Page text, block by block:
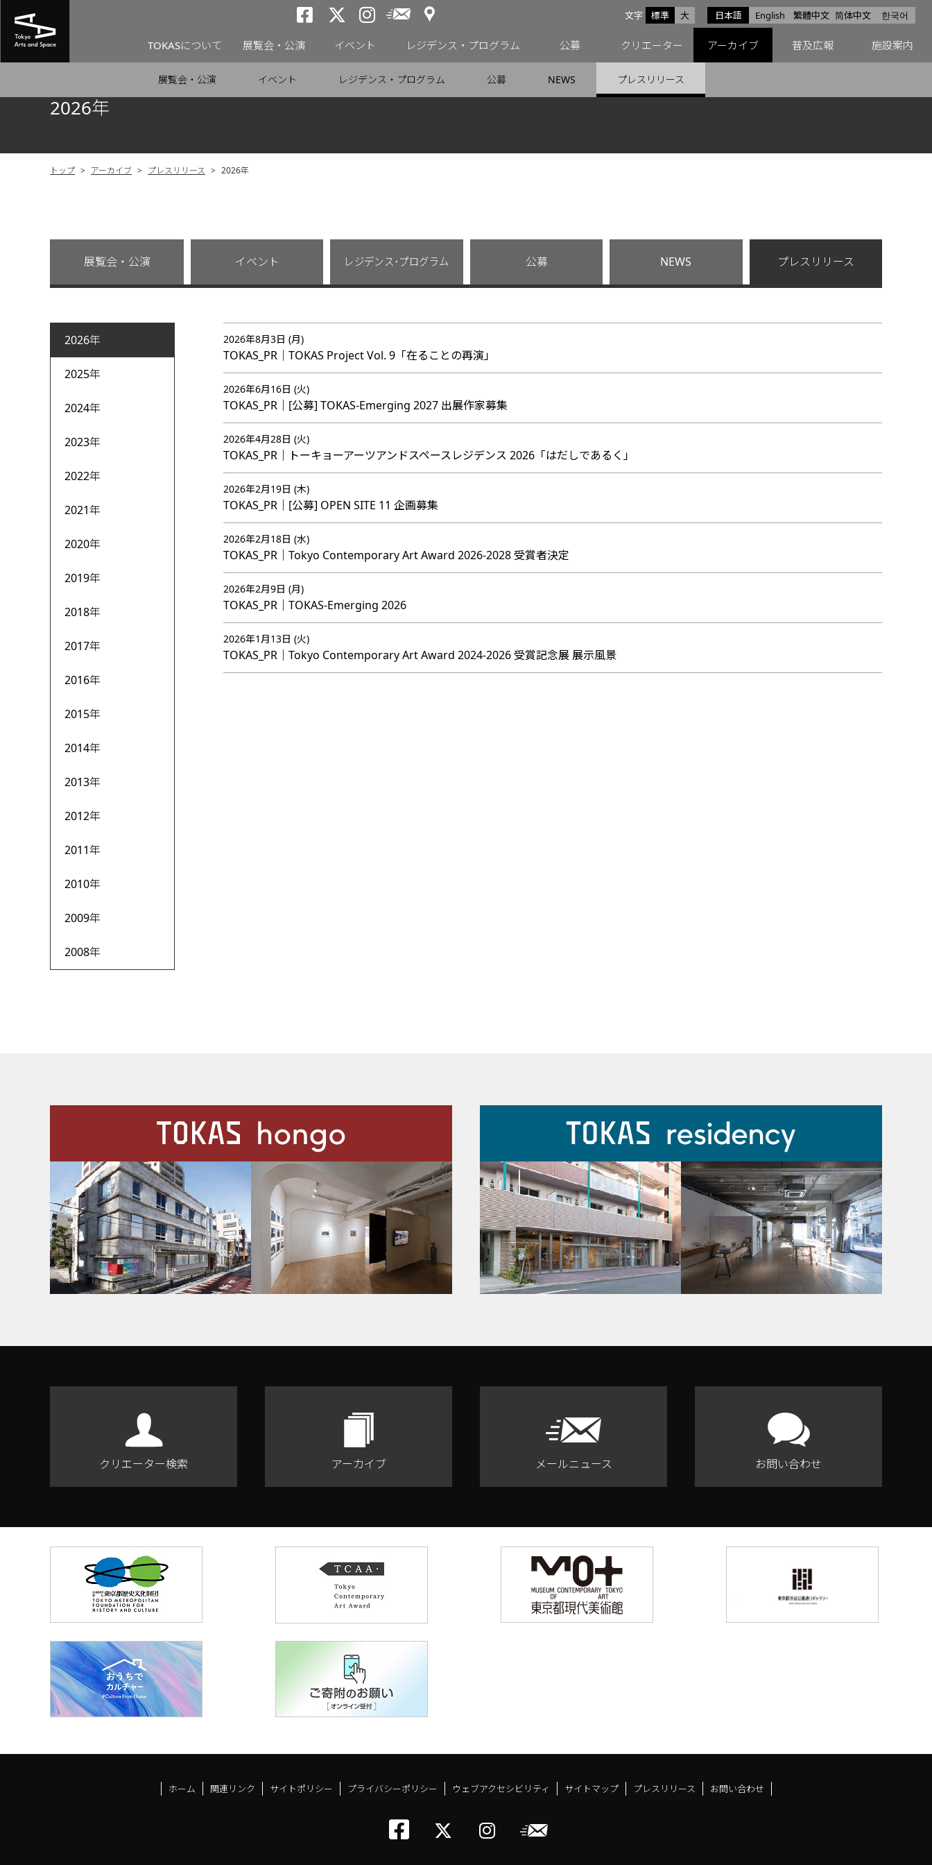
日本語 English 繁體中文 简体中文 한국어
文字サイズ
標準 大
トーキョーアーツアンドスペースfacebook
トーキョーアーツアンドスペースX
トーキョーアーツアンドスペースInstagram
メールニュース
アクセス
TOKASについて 展覧会・公演 イベント レジデンス・プログラム 公募 クリエーター アーカイブ 普及広報 施設案内
展覧会・公演 イベント レジデンス・プログラム 公募 NEWS プレスリリース
2026年
トップ > アーカイブ > プレスリリース > 2026年
展覧会・公演 イベント レジデンス･プログラム 公募 NEWS プレスリリース
2026年
2025年
2024年
2023年
2022年
2021年
2020年
2019年
2018年
2017年
2016年
2015年
2014年
2013年
2012年
2011年
2010年
2009年
2008年
2026年8月3日 (月)
TOKAS_PR｜TOKAS Project Vol. 9「在ることの再演」
2026年6月16日 (火)
TOKAS_PR｜[公募] TOKAS-Emerging 2027 出展作家募集
2026年4月28日 (火)
TOKAS_PR｜トーキョーアーツアンドスペースレジデンス 2026「はだしであるく」
2026年2月19日 (木)
TOKAS_PR｜[公募] OPEN SITE 11 企画募集
2026年2月18日 (水)
TOKAS_PR｜Tokyo Contemporary Art Award 2026-2028 受賞者決定
2026年2月9日 (月)
TOKAS_PR｜TOKAS-Emerging 2026
2026年1月13日 (火)
TOKAS_PR｜Tokyo Contemporary Art Award 2024-2026 受賞記念展 展示風景
クリエーター検索 アーカイブ メールニュース お問い合わせ
ホーム 関連リンク サイトポリシー プライバシーポリシー ウェブアクセシビリティ サイトマップ プレスリリース お問い合わせ
トーキョーアーツアンドスペースfacebook
メールニュース